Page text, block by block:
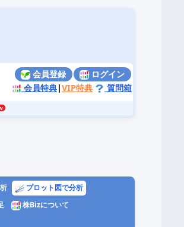
会員登録
ログイン
会員特典|VIP特典 質問箱
プロット図で分析
株Bizについて